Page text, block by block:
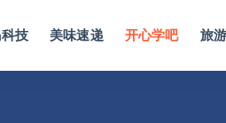
技 美味速递 开心学吧 旅